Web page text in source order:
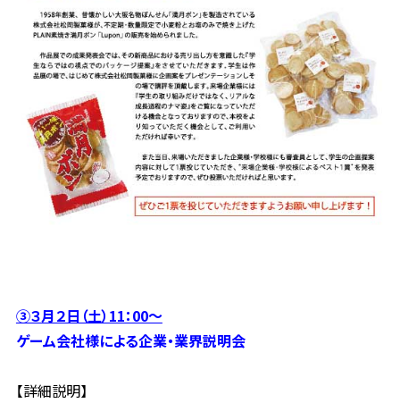
③３月２日（土）11：00～
ゲーム会社様による企業・業界説明会
【詳細説明】